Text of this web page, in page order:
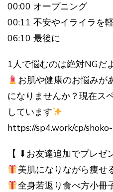
00:00 オープニング
00:11 不安やイライラを
06:10 最後に
1人で悩むのは絶対NGだ
お肌や健康のお悩みが
になりませんか？現在ス
しています
https://sp4.work/cp/
【 ⬇︎お友達追加でプレゼ
美肌になりながら痩せ
全身若返り食べ方小冊